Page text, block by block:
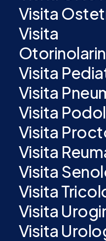
Visita
Visita
Visita
Visita
Visita
Visita
Visita
Visita
Visita
Visita
Visita